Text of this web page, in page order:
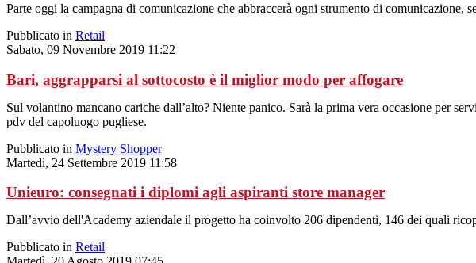
Parte oggi la campagna di comunicazione che abbraccerà ogni strumento di comunicazione,
Pubblicato in Retail
Sabato, 09 Novembre 2019 11:22
Bari, aggrapparsi al sottocosto è il miglior modo per affogare
Sul volantino mancano cariche dall’alto? Niente panico. Sarà la prima vera occasione per
pdv del capoluogo pugliese.
Pubblicato in Mystery Shopper
Martedì, 24 Settembre 2019 11:58
Unieuro: consegnati i diplomi agli aspiranti store manager
Dall’avvio dell'Academy aziendale il progetto ha coinvolto 206 dipendenti, 146 dei quali
Pubblicato in Retail